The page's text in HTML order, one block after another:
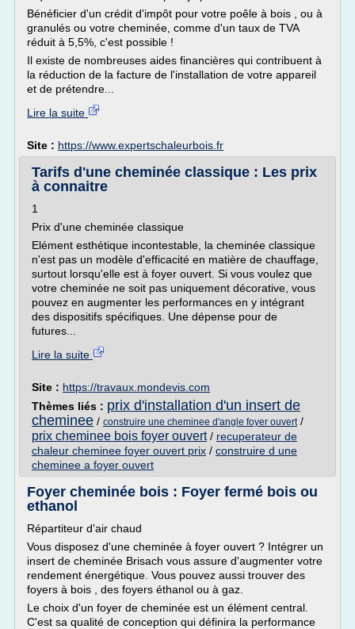
Bénéficier d'un crédit d'impôt pour votre poêle à bois , ou à
granulés ou votre cheminée, comme d'un taux de TVA
réduit à 5,5%, c'est possible !
Il existe de nombreuses aides financières qui contribuent à
la réduction de la facture de l'installation de votre appareil
et de prétendre...
Lire la suite
Site : https://www.expertschaleurbois.fr
Tarifs d'une cheminée classique : Les prix
à connaitre
1
Prix d'une cheminée classique
Elément esthétique incontestable, la cheminée classique
n'est pas un modèle d'efficacité en matière de chauffage,
surtout lorsqu'elle est à foyer ouvert. Si vous voulez que
votre cheminée ne soit pas uniquement décorative, vous
pouvez en augmenter les performances en y intégrant
des dispositifs spécifiques. Une dépense pour de
futures...
Lire la suite
Site : https://travaux.mondevis.com
Thèmes liés : prix d'installation d'un insert de
cheminee / construire une cheminee d'angle foyer ouvert/
prix cheminee bois foyer ouvert/ recuperateur de
chaleur cheminee foyer ouvert prix / construire d une
cheminee a foyer ouvert
Foyer cheminée bois : Foyer fermé bois ou
ethanol
Répartiteur d'air chaud
Vous disposez d'une cheminée à foyer ouvert ? Intégrer un
insert de cheminée Brisach vous assure d'augmenter votre
rendement énergétique. Vous pouvez aussi trouver des
foyers à bois , des foyers éthanol ou à gaz.
Le choix d'un foyer de cheminée est un élément central.
C'est sa qualité de conception qui définira la performance